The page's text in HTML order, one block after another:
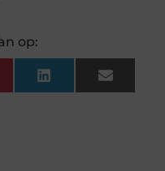
op:
LinkedInEmail